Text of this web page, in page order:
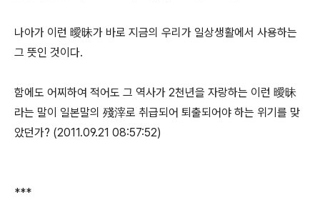
나아가 이런 曖昧가 바로 지금의 우리가 일상생활에서 사용하는
그 뜻인 것이다.
함에도 어찌하여 적어도 그 역사가 2천년을 자랑하는 이런 曖昧
라는 말이 일본말의 殘滓로 취급되어 퇴출되어야 하는 위기를 맞
았던가? (2011.09.21 08:57:52)
***